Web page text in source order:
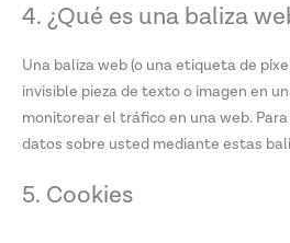
4. ¿Qué es una baliza
Una baliza web (o una etiqueta de
invisible pieza de texto o imagen en
monitorear el tráfico en una web.
datos sobre usted mediante estas
5. Cookies